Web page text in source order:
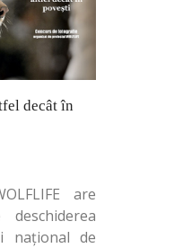
decât în
are
național de